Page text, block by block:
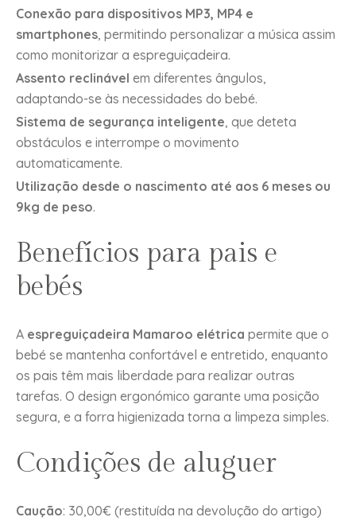
Conexão para dispositivos MP3, MP4 e
smartphones, permitindo personalizar a música assim
como monitorizar a espreguiçadeira.
Assento reclinável em diferentes ângulos,
adaptando-se às necessidades do bebé.
Sistema de segurança inteligente, que deteta
obstáculos e interrompe o movimento
automaticamente.
Utilização desde o nascimento até aos 6 meses ou
9kg de peso.
Benefícios para pais e
bebés
A espreguiçadeira Mamaroo elétrica permite que o
bebé se mantenha confortável e entretido, enquanto
os pais têm mais liberdade para realizar outras
tarefas. O design ergonómico garante uma posição
segura, e a forra higienizada torna a limpeza simples.
Condições de aluguer
Caução: 30,00€ (restituída na devolução do artigo)